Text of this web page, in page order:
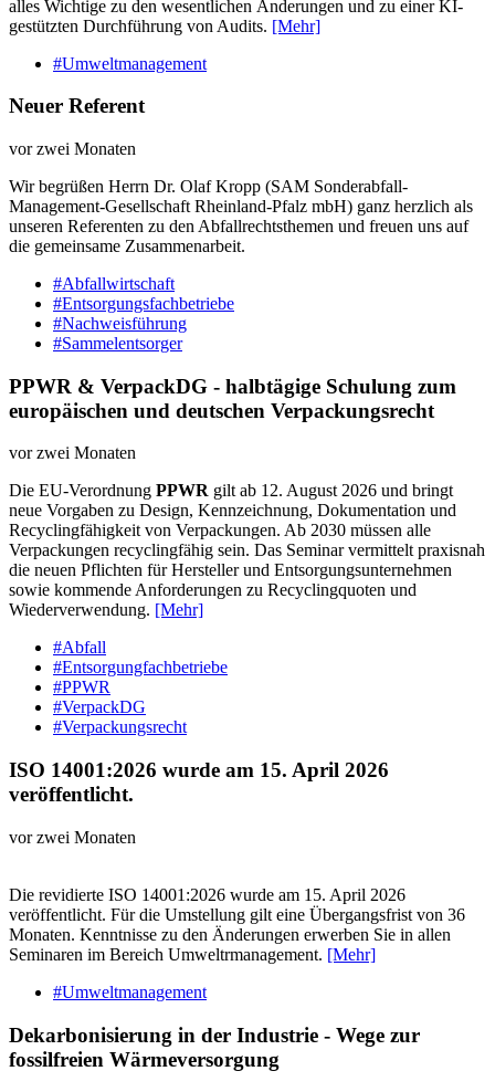
alles Wichtige zu den wesentlichen Änderungen und zu einer KI-
gestützten Durchführung von Audits. [Mehr]
#Umweltmanagement
Neuer Referent
vor zwei Monaten
Wir begrüßen Herrn Dr. Olaf Kropp (SAM Sonderabfall-
Management-Gesellschaft Rheinland-Pfalz mbH) ganz herzlich als
unseren Referenten zu den Abfallrechtsthemen und freuen uns auf
die gemeinsame Zusammenarbeit.
#Abfallwirtschaft
#Entsorgungsfachbetriebe
#Nachweisführung
#Sammelentsorger
PPWR & VerpackDG - halbtägige Schulung zum
europäischen und deutschen Verpackungsrecht
vor zwei Monaten
Die EU-Verordnung PPWR gilt ab 12. August 2026 und bringt
neue Vorgaben zu Design, Kennzeichnung, Dokumentation und
Recyclingfähigkeit von Verpackungen. Ab 2030 müssen alle
Verpackungen recyclingfähig sein. Das Seminar vermittelt praxisnah
die neuen Pflichten für Hersteller und Entsorgungsunternehmen
sowie kommende Anforderungen zu Recyclingquoten und
Wiederverwendung. [Mehr]
#Abfall
#Entsorgungfachbetriebe
#PPWR
#VerpackDG
#Verpackungsrecht
ISO 14001:2026 wurde am 15. April 2026
veröffentlicht.
vor zwei Monaten
Die revidierte ISO 14001:2026 wurde am 15. April 2026
veröffentlicht. Für die Umstellung gilt eine Übergangsfrist von 36
Monaten. Kenntnisse zu den Änderungen erwerben Sie in allen
Seminaren im Bereich Umweltrmanagement. [Mehr]
#Umweltmanagement
Dekarbonisierung in der Industrie - Wege zur
fossilfreien Wärmeversorgung